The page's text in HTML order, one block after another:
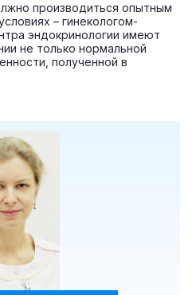
производиться опытным
– гинекологом-
эндокринологии имеют
не только нормальной
полученной в